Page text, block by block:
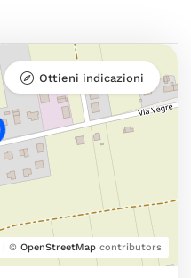
| © OpenStreetMap contributors
Ottieni indicazioni